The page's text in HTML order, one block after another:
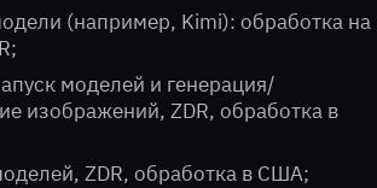
(например, Kimi): обработка на
моделей и генерация/
изображений, ZDR, обработка в
ZDR, обработка в США;